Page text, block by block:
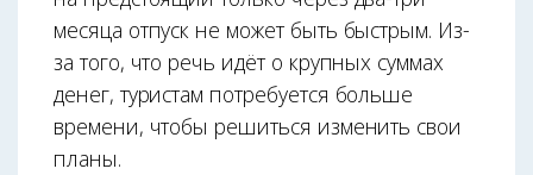
месяца отпуск не может быть быстрым. Из-
за того, что речь идёт о крупных суммах
денег, туристам потребуется больше
времени, чтобы решиться изменить свои
планы.